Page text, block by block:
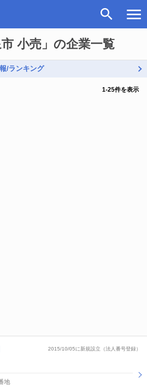
市 小売」の企業一覧
/ランキング
1-25件を表示
2015/10/05に新規設立（法人番号登録）
地